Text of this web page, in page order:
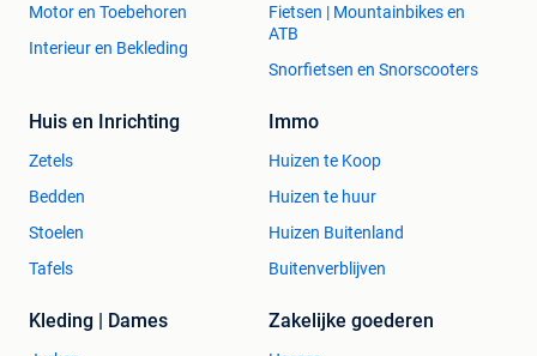
Motor en Toebehoren
Interieur en Bekleding
Fietsen | Mountainbikes en
ATB
Snorfietsen en Snorscooters
Huis en Inrichting
Zetels
Bedden
Stoelen
Tafels
Immo
Huizen te Koop
Huizen te huur
Huizen Buitenland
Buitenverblijven
Kleding | Dames Zakelijke goederen